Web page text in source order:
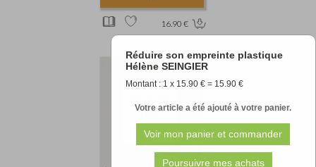
Réduire son empreinte plastique
Hélène SEINGIER
Montant : 1 x 15.90 € = 15.90 €
Votre article a été ajouté à votre panier.
16.90 €